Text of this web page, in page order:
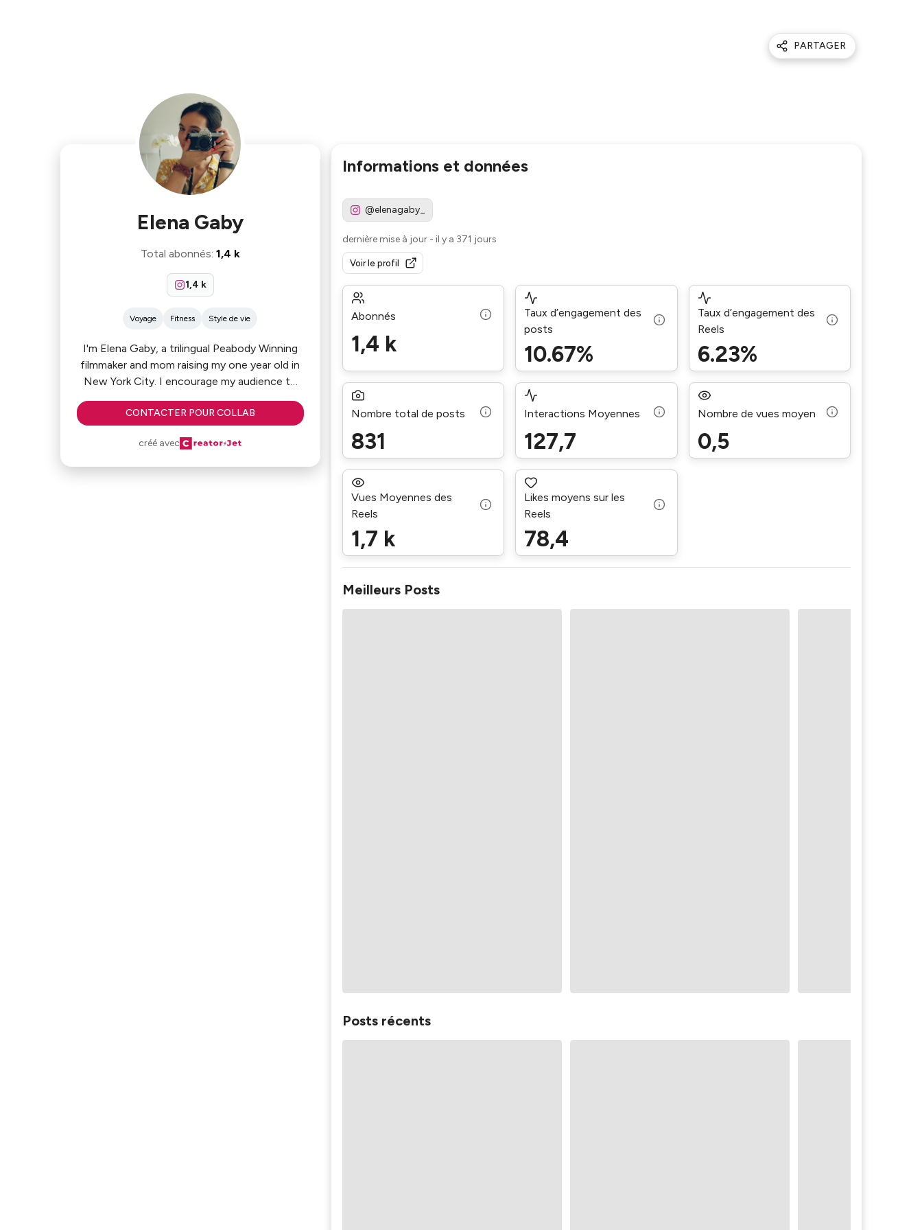
PARTAGER
Elena Gaby
Total abonnés: 1,4 k
1,4 k
Voyage Fitness Style de vie
I'm Elena Gaby, a trilingual Peabody Winning
filmmaker and mom raising my one year old in
New York City. I encourage my audience to
live with more fitness, travel, and recording of
core memories!
CONTACTER POUR COLLAB
créé avec
Informations et données
@elenagaby_
dernière mise à jour- il y a 371 jours
Voir le profil
Abonnés
1,4 k
Taux d’engagement des
posts
10.67%
Taux d’engagement des
Reels
6.23%
Nombre total de posts
831
Interactions Moyennes
127,7
Nombre de vues moyen
0,5
Vues Moyennes des
Reels
1,7 k
Likes moyens sur les
Reels
78,4
Meilleurs Posts
Posts récents